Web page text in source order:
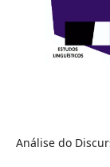
Análise do